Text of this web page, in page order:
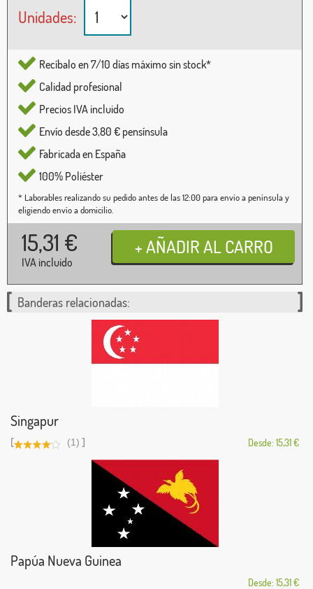
Unidades:
Recíbalo en 7/10 días máximo sin stock*
Calidad profesional
Precios IVA incluido
Envío desde 3,80 € pensínsula
Fabricada en España
100% Poliéster
* Laborables realizando su pedido antes de las 12:00 para envío a península y
eligiendo envío a domicilio.
15,31 €
IVA incluido
Banderas relacionadas:
Singapur
[ (1) ] Desde: 15,31 €
Papúa Nueva Guinea
Desde: 15,31 €